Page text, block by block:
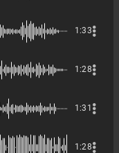
1:33
1:28
1:31
1:28